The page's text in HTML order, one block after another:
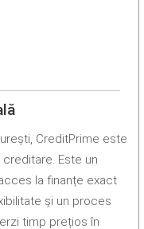
CreditPrime este
Este un
la finanțe exact
și un proces
timp prețios în